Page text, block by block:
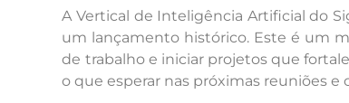
A Vertical de Inteligência Artificial do
um lançamento histórico. Este é um
de trabalho e iniciar projetos que
o que esperar nas próximas reuniões